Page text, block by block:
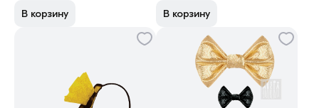
В корзину В корзину